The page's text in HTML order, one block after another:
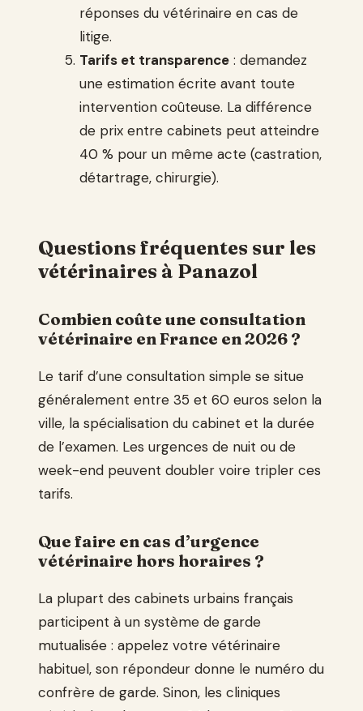
réponses du vétérinaire en cas de
litige.
Tarifs et transparence : demandez
une estimation écrite avant toute
intervention coûteuse. La différence
de prix entre cabinets peut atteindre
40 % pour un même acte (castration,
détartrage, chirurgie).
Questions fréquentes sur les
vétérinaires à Panazol
Combien coûte une consultation
vétérinaire en France en 2026 ?
Le tarif d’une consultation simple se situe
généralement entre 35 et 60 euros selon la
ville, la spécialisation du cabinet et la durée
de l’examen. Les urgences de nuit ou de
week-end peuvent doubler voire tripler ces
tarifs.
Que faire en cas d’urgence
vétérinaire hors horaires ?
La plupart des cabinets urbains français
participent à un système de garde
mutualisée : appelez votre vétérinaire
habituel, son répondeur donne le numéro du
confrère de garde. Sinon, les cliniques